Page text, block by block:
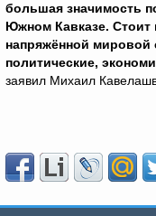
большая значимость
Южном Кавказе. Стоит
напряжённой
политические,
заявил Михаил